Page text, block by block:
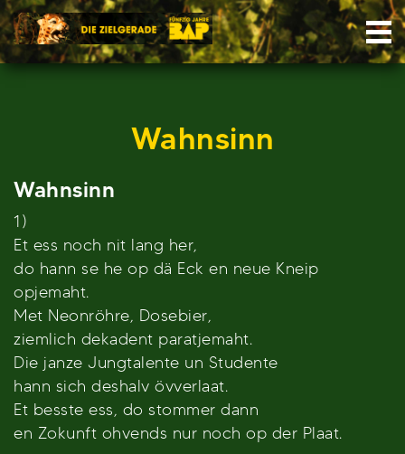
Skip
to
content
Wahnsinn
Wahnsinn
1)
Et ess noch nit lang her,
do hann se he op dä Eck en neue Kneip
opjemaht.
Met Neonröhre, Dosebier,
ziemlich dekadent paratjemaht.
Die janze Jungtalente un Studente
hann sich deshalv övverlaat.
Et besste ess, do stommer dann
en Zokunft ohvends nur noch op der Plaat.